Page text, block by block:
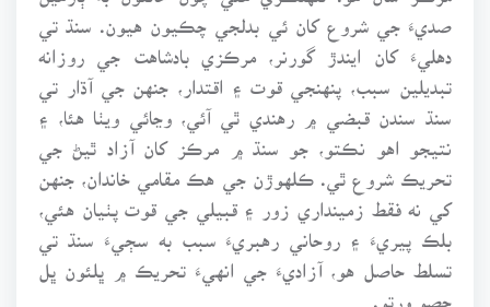
صديءَ جي شروع کان ئي بدلجي چڪيون هيون. سنڌ تي
دهليءَ کان ايندڙ گورنر، مرڪزي بادشاهت جي روزانه
تبديلين سبب، پنهنجي قوت ۽ اقتدار، جنهن جي آڌار تي
سنڌ سندن قبضي ۾ رهندي ٿي آئي، وڃائي ويٺا هئا، ۽
نتيجو اهو نڪتو، جو سنڌ ۾ مرڪز کان آزاد ٿيڻ جي
تحريڪ شروع ٿي. ڪلهوڙن جي هڪ مقامي خاندان، جنهن
کي نه فقط زمينداري زور ۽ قبيلي جي قوت پٺيان هئي،
بلڪ پيريءَ ۽ روحاني رهبريءَ سبب به سڄيءَ سنڌ تي
تسلط حاصل هو، آزاديءَ جي انهيءَ تحريڪ ۾ ڀلئون ڀل